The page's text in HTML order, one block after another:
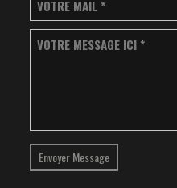
VOTRE MAIL *
VOTRE MESSAGE ICI *
Envoyer Message